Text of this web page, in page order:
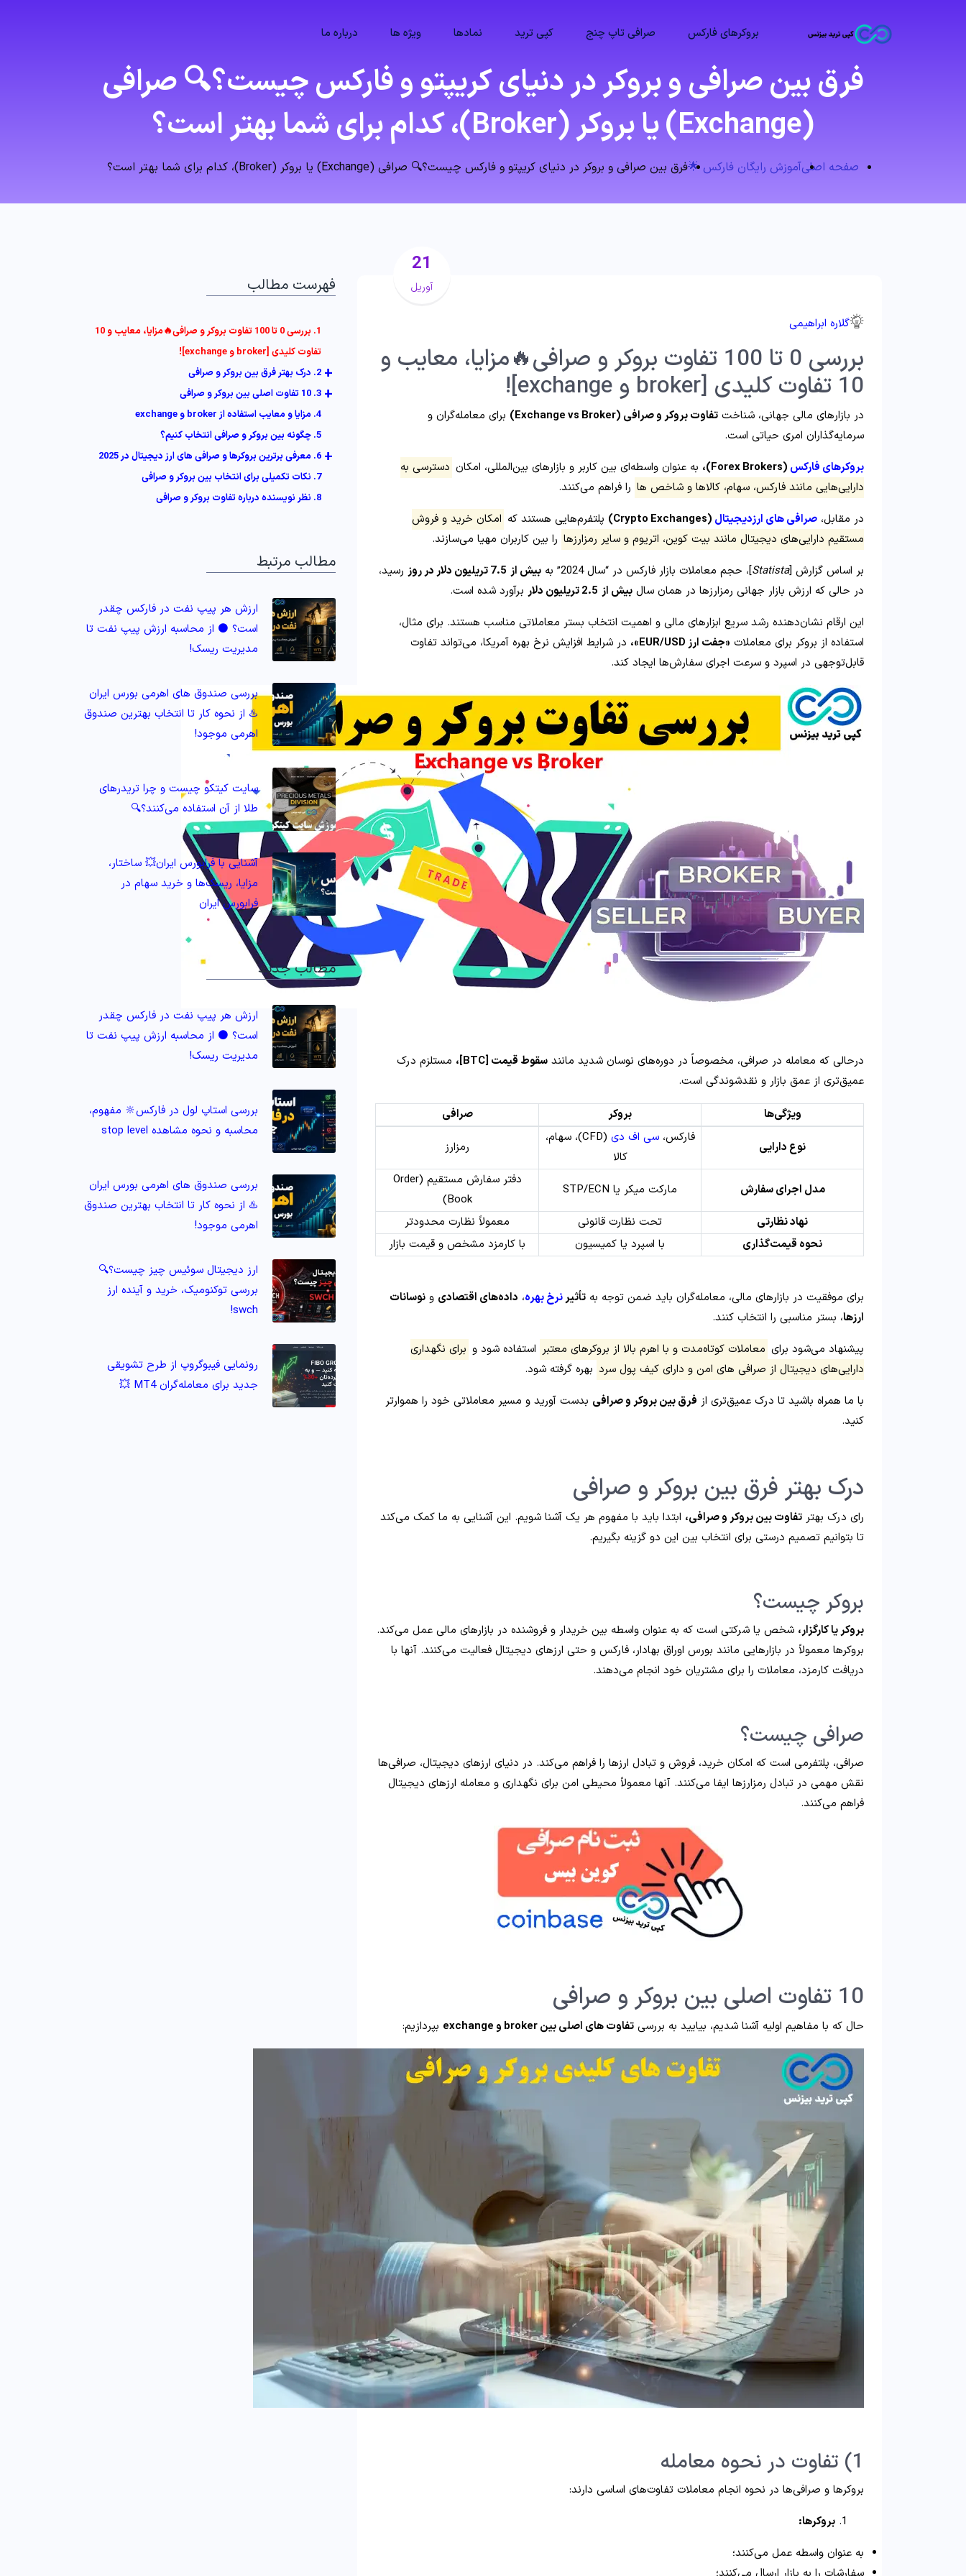
بروکرهای فارکس صرافی تاپ چنج کپی ترید نمادها ویژه ها درباره ما
فرق بین صرافی و بروکر در دنیای کریپتو و فارکس چیست؟🔍 صرافی
(Exchange) یا بروکر (Broker)، کدام برای شما بهتر است؟
صفحه اصلیآموزش رایگان فارکس 🌟فرق بین صرافی و بروکر در دنیای کریپتو و فارکس چیست؟🔍 صرافی (Exchange) یا بروکر (Broker)، کدام برای شما بهتر است؟
21
آوریل
گلاره ابراهیمی
بررسی 0 تا 100 تفاوت بروکر و صرافی🔥مزایا، معایب و
10 تفاوت کلیدی [broker و exchange]!
در بازارهای مالی جهانی، شناخت تفاوت بروکر و صرافی (Exchange vs Broker)
برای معامله‌گران و
سرمایه‌گذاران امری حیاتی است.
بروکرهای فارکس (Forex Brokers)، به‌ عنوان واسطه‌ای بین کاربر و بازارهای بین‌المللی، امکان دسترسی به
دارایی‌هایی مانند فارکس، سهام، کالاها و شاخص‌ ها را فراهم می‌کنند.
در مقابل، صرافی‌ های ارزدیجیتال (Crypto Exchanges) پلتفرم‌هایی هستند که امکان خرید و فروش
مستقیم دارایی‌های دیجیتال مانند بیت‌ کوین، اتریوم و سایر رمزارزها را بین کاربران مهیا می‌سازند.
بر اساس گزارش [Statista]، حجم معاملات بازار فارکس در “سال 2024” به بیش از 7.5 تریلیون دلار در روز
رسید،
در حالی که ارزش بازار جهانی رمزارزها در همان سال بیش از 2.5 تریلیون دلار
برآورد شده است.
این ارقام نشان‌دهنده رشد سریع ابزارهای مالی و اهمیت انتخاب بستر معاملاتی مناسب هستند. برای مثال،
استفاده از بروکر برای معاملات «جفت‌ ارز EUR/USD»،
در شرایط افزایش نرخ بهره آمریکا، می‌تواند تفاوت
قابل‌توجهی در اسپرد و سرعت اجرای سفارش‌ها ایجاد کند.
درحالی‌ که معامله در صرافی، مخصوصاً در دوره‌های نوسان شدید مانند سقوط قیمت [BTC]،
مستلزم درک
عمیق‌تری از عمق بازار و نقدشوندگی است.
ویژگی‌ها
بروکر
صرافی
نوع دارایی
فارکس،سی اف دی
(CFD)، سهام،
کالا
رمزارز
مدل اجرای سفارش مارکت میکر یا STP/ECN
دفتر سفارش مستقیم (Order
Book)
نهاد نظارتی
تحت نظارت قانونی
معمولاً نظارت محدودتر
نحوه قیمت‌گذاری
با اسپرد یا کمیسیون با کارمزد مشخص و قیمت بازار
برای موفقیت در بازارهای مالی، معامله‌گران باید ضمن توجه به تأثیرنرخ بهره، داده‌های اقتصادی و نوسانات
ارزها، بستر مناسبی را انتخاب کنند.
پیشنهاد می‌شود برای معاملات کوتاه‌مدت و با اهرم بالا از بروکرهای معتبر استفاده شود و برای نگهداری
دارایی‌های دیجیتال از صرافی‌ های امن و دارای کیف‌ پول سرد بهره گرفته شود.
با ما همراه باشید تا درک عمیق‌تری از فرق بین بروکر و صرافی بدست آورید و مسیر معاملاتی خود را هموارتر
کنید.
درک بهتر فرق بین بروکر و صرافی
رای درک بهتر تفاوت بین بروکر و صرافی، ابتدا باید با مفهوم هر یک آشنا شویم. این آشنایی به ما کمک می‌کند
تا بتوانیم تصمیم درستی برای انتخاب بین این دو گزینه بگیریم.
بروکر چیست؟
بروکر یا کارگزار، شخص یا شرکتی است که به عنوان واسطه بین خریدار و فروشنده در بازارهای مالی عمل می‌کند.
بروکرها معمولاً در بازارهایی مانند بورس اوراق بهادار، فارکس و حتی ارزهای دیجیتال فعالیت می‌کنند. آنها با
دریافت کارمزد، معاملات را برای مشتریان خود انجام می‌دهند.
صرافی چیست؟
صرافی، پلتفرمی است که امکان خرید، فروش و تبادل ارزها را فراهم می‌کند. در دنیای ارزهای دیجیتال، صرافی‌ها
نقش مهمی در تبادل رمزارزها ایفا می‌کنند. آنها معمولاً محیطی امن برای نگهداری و معامله ارزهای دیجیتال
فراهم می‌کنند.
10 تفاوت اصلی بین بروکر و صرافی
حال که با مفاهیم اولیه آشنا شدیم، بیایید به بررسی تفاوت‌ های اصلی بین broker و exchange بپردازیم:
1) تفاوت در نحوه معامله
بروکرها و صرافی‌ها در نحوه انجام معاملات تفاوت‌های اساسی دارند:
بروکرها:
به عنوان واسطه عمل می‌کنند؛
فهرست مطالب
1. بررسی 0 تا 100 تفاوت بروکر و صرافی🔥مزایا، معایب و 10
تفاوت کلیدی [broker و exchange]!
2. درک بهتر فرق بین بروکر و صرافی +
3. 10 تفاوت اصلی بین بروکر و صرافی +
4. مزایا و معایب استفاده از broker و exchange
5. چگونه بین بروکر و صرافی انتخاب کنیم؟
6. معرفی برترین بروکرها و صرافی‌ های ارز دیجیتال در 2025 +
7. نکات تکمیلی برای انتخاب بین بروکر و صرافی
8. نظر نویسنده درباره تفاوت بروکر و صرافی
مطالب مرتبط
ارزش هر پیپ نفت در فارکس چقدر
است؟ ⚫️ از محاسبه ارزش پیپ نفت تا
مدیریت ریسک!
بررسی صندوق های اهرمی بورس ایران
♨️ از نحوه کار تا انتخاب بهترین صندوق
اهرمی موجود!
سایت کیتکو چیست و چرا تریدرهای
طلا از آن استفاده می‌کنند؟🔍
آشنایی با فرابورس ایران💥 ساختار،
مزایا، ریسک‌ها و خرید سهام در
فرابورس ایران
مطالب جدید
ارزش هر پیپ نفت در فارکس چقدر
است؟ ⚫️ از محاسبه ارزش پیپ نفت تا
مدیریت ریسک!
بررسی استاپ لول در فارکس🔆 مفهوم،
محاسبه و نحوه مشاهده stop level
بررسی صندوق های اهرمی بورس ایران
♨️ از نحوه کار تا انتخاب بهترین صندوق
اهرمی موجود!
ارز دیجیتال سوئیس چیز چیست؟🔍
بررسی توکنومیک، خرید و آینده ارز
swch!
رونمایی فیبوگروپ از طرح تشویقی
جدید برای معامله‌گران MT4 💥